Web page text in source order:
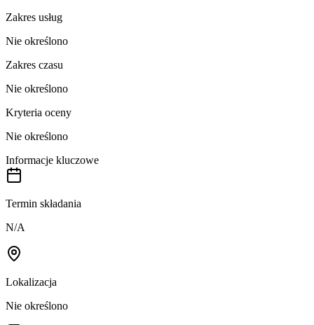
Zakres usług
Nie określono
Zakres czasu
Nie określono
Kryteria oceny
Nie określono
Informacje kluczowe
Termin składania
N/A
Lokalizacja
Nie określono